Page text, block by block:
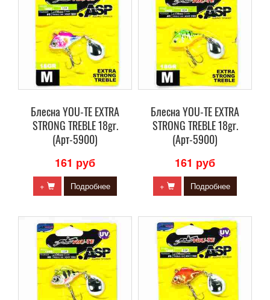
Блесна YOU-TE EXTRA
STRONG TREBLE 18gr.
(Арт-5900)
161 руб
+ Подробнее
Блесна YOU-TE EXTRA
STRONG TREBLE 18gr.
(Арт-5900)
161 руб
+ Подробнее